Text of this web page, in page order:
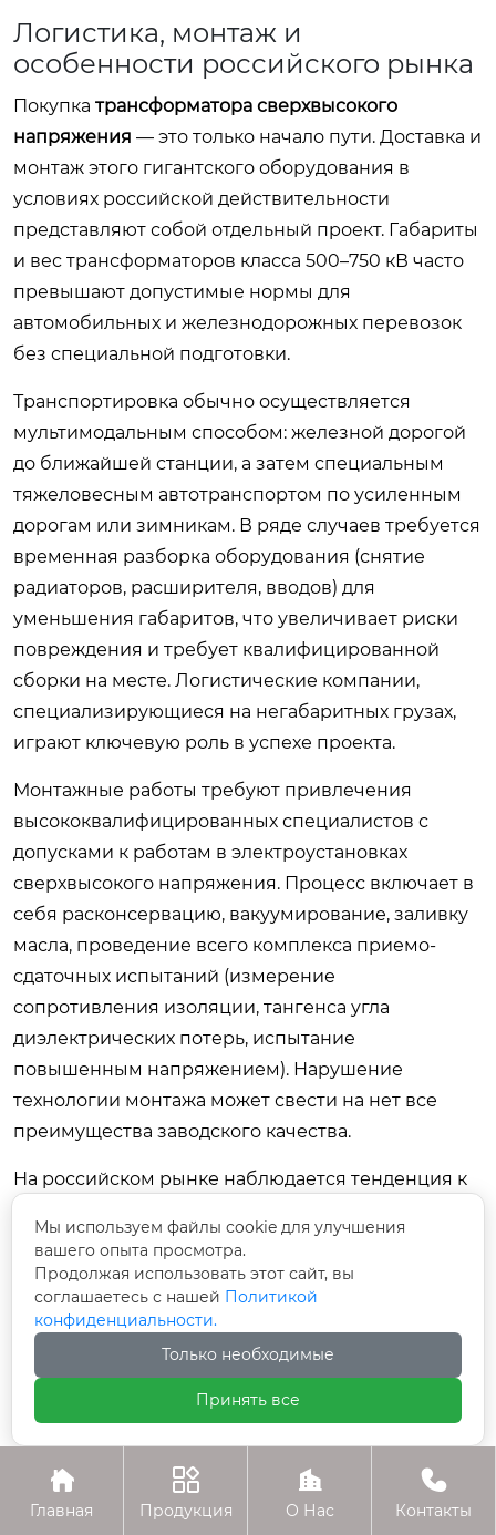
Логистика, монтаж и
особенности российского рынка
Покупка трансформатора сверхвысокого
напряжения — это только начало пути. Доставка и
монтаж этого гигантского оборудования в
условиях российской действительности
представляют собой отдельный проект. Габариты
и вес трансформаторов класса 500–750 кВ часто
превышают допустимые нормы для
автомобильных и железнодорожных перевозок
без специальной подготовки.
Транспортировка обычно осуществляется
мультимодальным способом: железной дорогой
до ближайшей станции, а затем специальным
тяжеловесным автотранспортом по усиленным
дорогам или зимникам. В ряде случаев требуется
временная разборка оборудования (снятие
радиаторов, расширителя, вводов) для
уменьшения габаритов, что увеличивает риски
повреждения и требует квалифицированной
сборки на месте. Логистические компании,
специализирующиеся на негабаритных грузах,
играют ключевую роль в успехе проекта.
Монтажные работы требуют привлечения
высококвалифицированных специалистов с
допусками к работам в электроустановках
сверхвысокого напряжения. Процесс включает в
себя расконсервацию, вакуумирование, заливку
масла, проведение всего комплекса приемо-
сдаточных испытаний (измерение
сопротивления изоляции, тангенса угла
диэлектрических потерь, испытание
повышенным напряжением). Нарушение
технологии монтажа может свести на нет все
преимущества заводского качества.
На российском рынке наблюдается тенденция к
производства уходят с рынка СВН, уступая место
крупным холдингам с полным циклом
производства: от выпуска электротехнической
стали до финальной сборки и испытаний. Это
повышает общую надежность цепочки поставок,
но требует от заказчиков тщательной проверки
контрагентов на предмет реальной
наличия торговых офисов.

Главная

Продукция

О Нас

Контакты
Мы используем файлы cookie для улучшения
вашего опыта просмотра.
Продолжая использовать этот сайт, вы
соглашаетесь с нашей Политикой
конфиденциальности.
Только необходимые
Принять все